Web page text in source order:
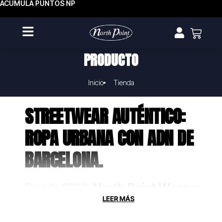
ACUMULA PUNTOS NP
PRODUCTO
Inicio Tienda
STREETWEAR AUTÉNTICO:
ROPA URBANA CON ADN DE
BARCELONA.
solo fabrica ropa, crea uniformes